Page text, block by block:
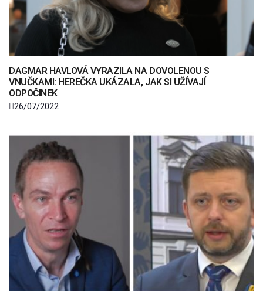
DAGMAR HAVLOVÁ VYRAZILA NA DOVOLENOU S
VNUČKAMI: HEREČKA UKÁZALA, JAK SI UŽÍVAJÍ
ODPOČINEK
26/07/2022